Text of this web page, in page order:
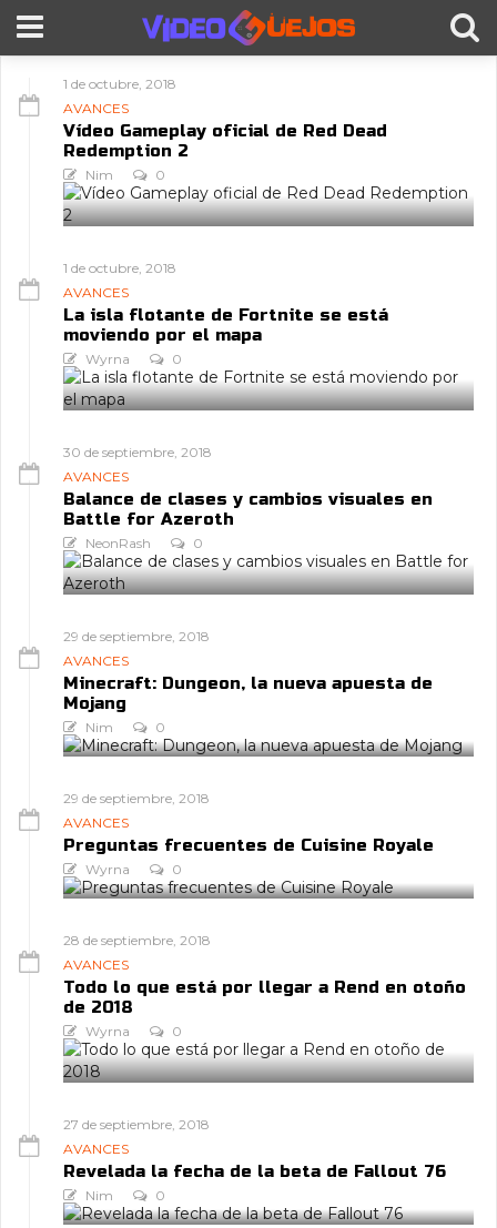
1 de octubre, 2018
AVANCES
Vídeo Gameplay oficial de Red Dead
Redemption 2
Nim 0
1 de octubre, 2018
AVANCES
La isla flotante de Fortnite se está
moviendo por el mapa
Wyrna 0
30 de septiembre, 2018
AVANCES
Balance de clases y cambios visuales en
Battle for Azeroth
NeonRash 0
29 de septiembre, 2018
AVANCES
Minecraft: Dungeon, la nueva apuesta de
Mojang
Nim 0
29 de septiembre, 2018
AVANCES
Preguntas frecuentes de Cuisine Royale
Wyrna 0
28 de septiembre, 2018
AVANCES
Todo lo que está por llegar a Rend en otoño
de 2018
Wyrna 0
27 de septiembre, 2018
AVANCES
Revelada la fecha de la beta de Fallout 76
Nim 0